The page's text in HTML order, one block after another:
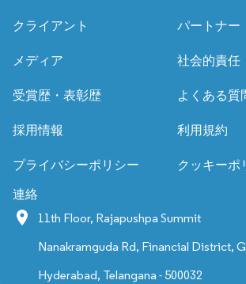
クライアント パートナー
メディア 社会的責任
受賞歴・表彰歴 よくある質
採用情報 利用規約
プライバシーポリシー クッキーポ
連絡
11th Floor, Rajapushpa Summit
Nanakramguda Rd, Financial District,
Hyderabad, Telangana - 500032